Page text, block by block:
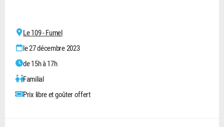
Le 109 - Fumel
le 27 décembre 2023
de 15h à 17h
Familial
Prix libre et goûter offert